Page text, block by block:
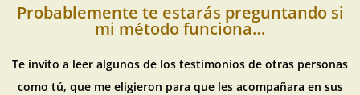
Probablemente te estarás preguntando si
mi método funciona…
Te invito a leer algunos de los testimonios de otras personas
como tú, que me eligieron para que les acompañara en sus